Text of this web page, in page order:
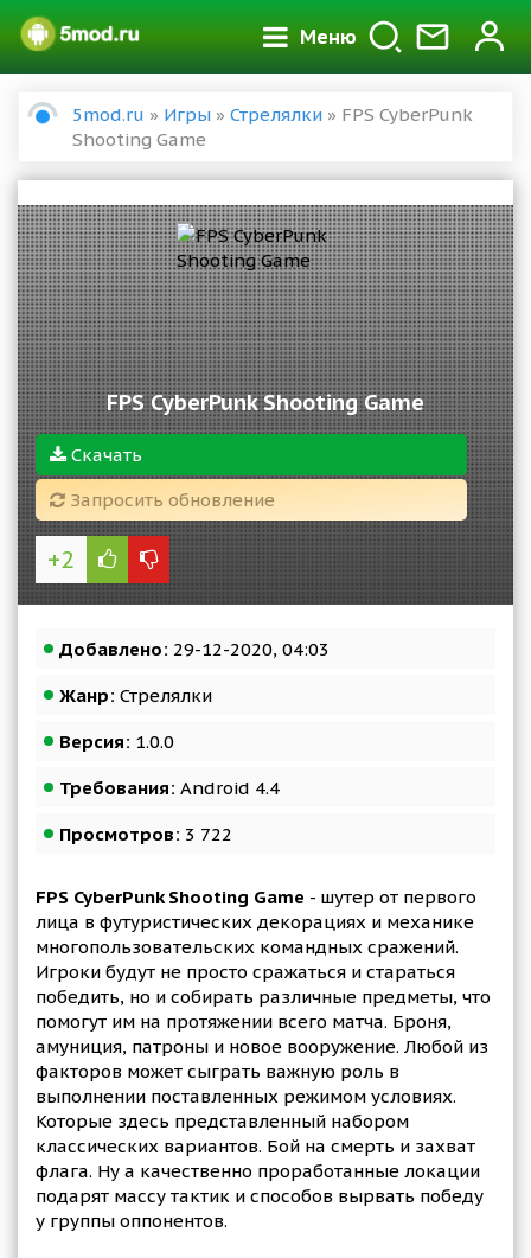
Меню
5mod.ru » Игры » Стрелялки » FPS CyberPunk
Shooting Game
FPS CyberPunk Shooting Game
Скачать
Запросить обновление
+2
Добавлено: 29-12-2020, 04:03
Жанр: Стрелялки
Версия: 1.0.0
Требования: Android 4.4
Просмотров: 3 722
FPS CyberPunk Shooting Game - шутер от первого
лица в футуристических декорациях и механике
многопользовательских командных сражений.
Игроки будут не просто сражаться и стараться
победить, но и собирать различные предметы, что
помогут им на протяжении всего матча. Броня,
амуниция, патроны и новое вооружение. Любой из
факторов может сыграть важную роль в
выполнении поставленных режимом условиях.
Которые здесь представленный набором
классических вариантов. Бой на смерть и захват
флага. Ну а качественно проработанные локации
подарят массу тактик и способов вырвать победу
у группы оппонентов.